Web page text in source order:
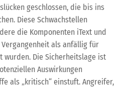
geschlossen, die bis ins
Diese Schwachstellen
die Komponenten iText und
als anfällig für
Die Sicherheitslage ist
Auswirkungen
als „kritisch“ einstuft. Angreifer,